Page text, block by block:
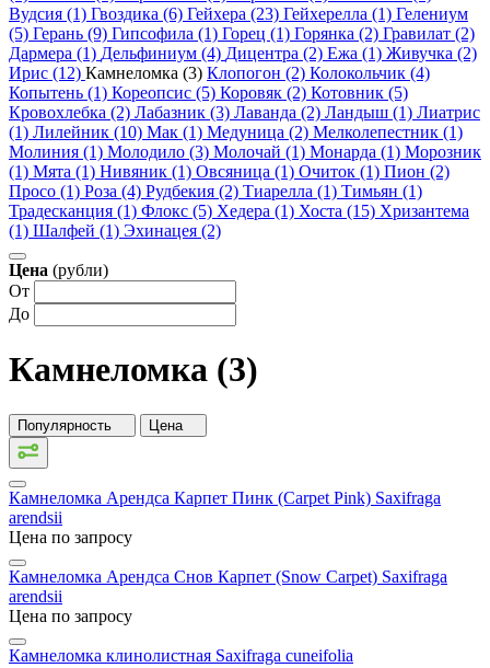
Вудсия (1) Гвоздика (6) Гейхера (23) Гейхерелла (1) Гелениум
(5) Герань (9) Гипсофила (1) Горец (1) Горянка (2) Гравилат (2)
Дармера (1) Дельфиниум (4) Дицентра (2) Ежа (1) Живучка (2)
Ирис (12) Камнеломка (3) Клопогон (2) Колокольчик (4)
Копытень (1) Кореопсис (5) Коровяк (2) Котовник (5)
Кровохлебка (2) Лабазник (3) Лаванда (2) Ландыш (1) Лиатрис
(1) Лилейник (10) Мак (1) Медуница (2) Мелколепестник (1)
Молиния (1) Молодило (3) Молочай (1) Монарда (1) Морозник
(1) Мята (1) Нивяник (1) Овсяница (1) Очиток (1) Пион (2)
Просо (1) Роза (4) Рудбекия (2) Тиарелла (1) Тимьян (1)
Традесканция (1) Флокс (5) Хедера (1) Хоста (15) Хризантема
(1) Шалфей (1) Эхинацея (2)
Цена (рубли)
От
До
Камнеломка (3)
Популярность Цена
Камнеломка Арендса Карпет Пинк (Carpet Pink) Saxifraga
arendsii
Цена по запросу
Камнеломка Арендса Снов Карпет (Snow Carpet) Saxifraga
arendsii
Цена по запросу
Камнеломка клинолистная Saxifraga cuneifolia